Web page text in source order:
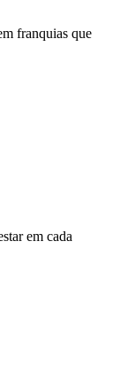
franquias que
em cada